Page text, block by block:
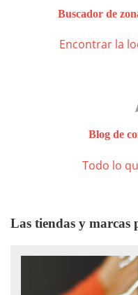
Buscador de
Encontrar la
Blog de
Todo lo
Las tiendas y marcas